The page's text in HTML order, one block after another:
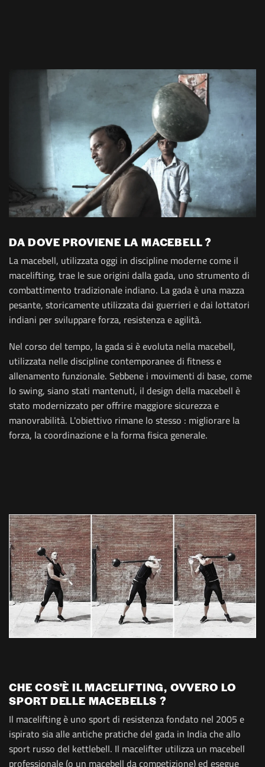
DA DOVE PROVIENE LA MACEBELL ?
La macebell, utilizzata oggi in discipline moderne come il
macelifting, trae le sue origini dalla gada, uno strumento di
combattimento tradizionale indiano. La gada è una mazza
pesante, storicamente utilizzata dai guerrieri e dai lottatori
indiani per sviluppare forza, resistenza e agilità.
Nel corso del tempo, la gada si è evoluta nella macebell,
utilizzata nelle discipline contemporanee di fitness e
allenamento funzionale. Sebbene i movimenti di base, come
lo swing, siano stati mantenuti, il design della macebell è
stato modernizzato per offrire maggiore sicurezza e
manovrabilità. L'obiettivo rimane lo stesso : migliorare la
forza, la coordinazione e la forma fisica generale.
CHE COS'È IL MACELIFTING, OVVERO LO
SPORT DELLE MACEBELLS ?
Il macelifting è uno sport di resistenza fondato nel 2005 e
ispirato sia alle antiche pratiche del gada in India che allo
sport russo del kettlebell. Il macelifter utilizza un macebell